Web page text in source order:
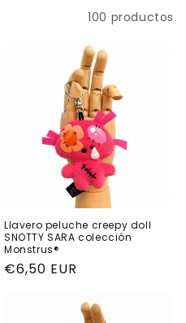
100 productos
Llavero peluche creepy doll
SNOTTY SARA colección
Monstrus®
Precio
€6,50 EUR